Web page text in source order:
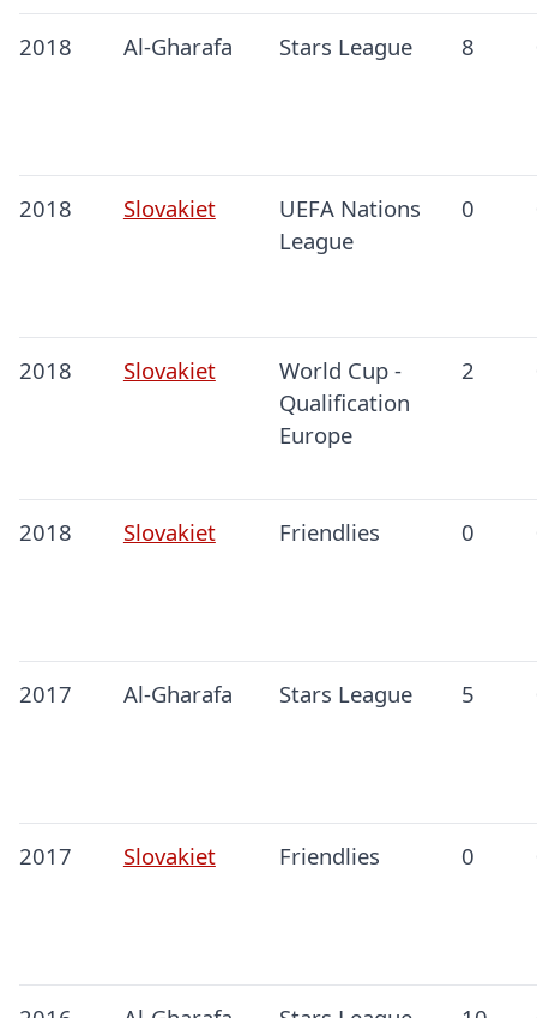
2018 Al-Gharafa Stars League 8
2018 Slovakiet
UEFA Nations
League
0
2018 Slovakiet
World Cup -
Qualification
Europe
2
2018 Slovakiet Friendlies 0
2017 Al-Gharafa Stars League 5
2017 Slovakiet Friendlies 0